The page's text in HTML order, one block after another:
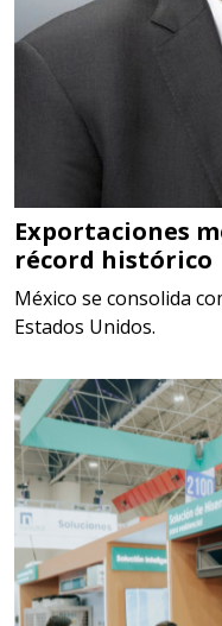
Empresa
TORQUE
MECANICOS,
DIGITALES,
PARA PUNTAS,
Aplicar al
Empresa en
Requiere:
SCRAP
Especificaciones:
Somos
DE
FISCAL
Exportaciones
récord histórico
México se consolida
Estados Unidos.